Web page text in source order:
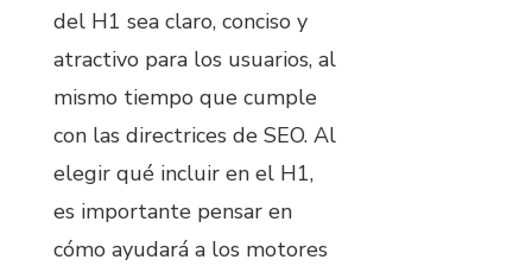
del H1 sea claro, conciso y
atractivo para los usuarios, al
mismo tiempo que cumple
con las directrices de SEO. Al
elegir qué incluir en el H1,
es importante pensar en
cómo ayudará a los motores